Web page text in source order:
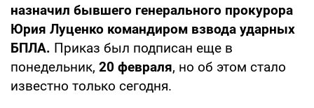
назначил бывшего генерального прокурора
Юрия Луценко командиром взвода ударных
БПЛА. Приказ был подписан еще в
понедельник, 20 февраля, но об этом стало
известно только сегодня.